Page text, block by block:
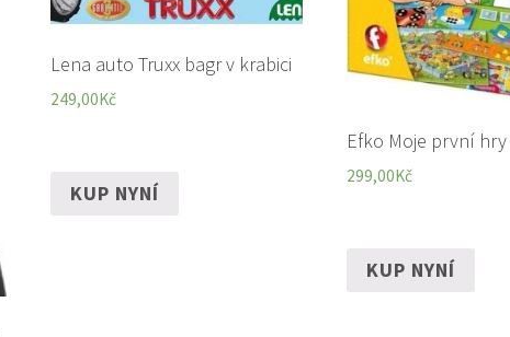
Lena auto Truxx bagr v krabici
249,00Kč
KUP NYNÍ
Efko Moje první hry
299,00Kč
KUP NYNÍ